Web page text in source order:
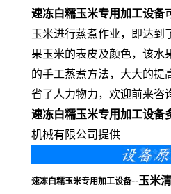
速冻白糯玉米专用加工设备
玉米进行蒸煮作业，即达到
果玉米的表皮及颜色，该水
的手工蒸煮方法，大大的提
省了人力物力，欢迎前来咨
速冻白糯玉米专用加工设备
机械有限公司提供
速冻白糯玉米专用加工设备--玉米